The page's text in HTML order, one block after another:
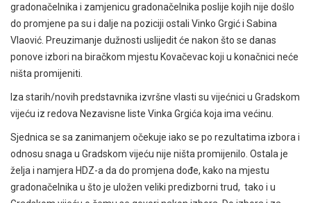
gradonačelnika i zamjenicu gradonačelnika poslije kojih nije došlo
do promjene pa su i dalje na poziciji ostali Vinko Grgić i Sabina
Vlaović. Preuzimanje dužnosti uslijedit će nakon što se danas
ponove izbori na biračkom mjestu Kovačevac koji u konačnici neće
ništa promijeniti.
Iza starih/novih predstavnika izvršne vlasti su vijećnici u Gradskom
vijeću iz redova Nezavisne liste Vinka Grgića koja ima većinu.
Sjednica se sa zanimanjem očekuje iako se po rezultatima izbora i
odnosu snaga u Gradskom vijeću nije ništa promijenilo. Ostala je
želja i namjera HDZ-a da do promjena dođe, kako na mjestu
gradonačelnika u što je uložen veliki predizborni trud, tako i u